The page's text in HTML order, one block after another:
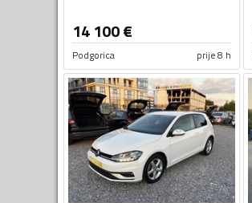
14 100€
Podgorica prije 8 h